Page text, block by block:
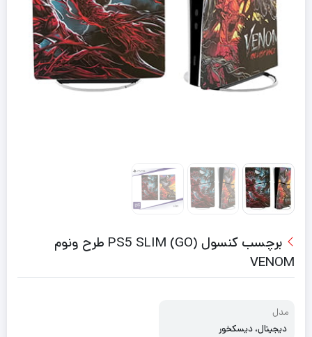
برچسب کنسول PS5 SLIM (GO) طرح ونوم
VENOM
مدل
دیجیتال، دیسکخور